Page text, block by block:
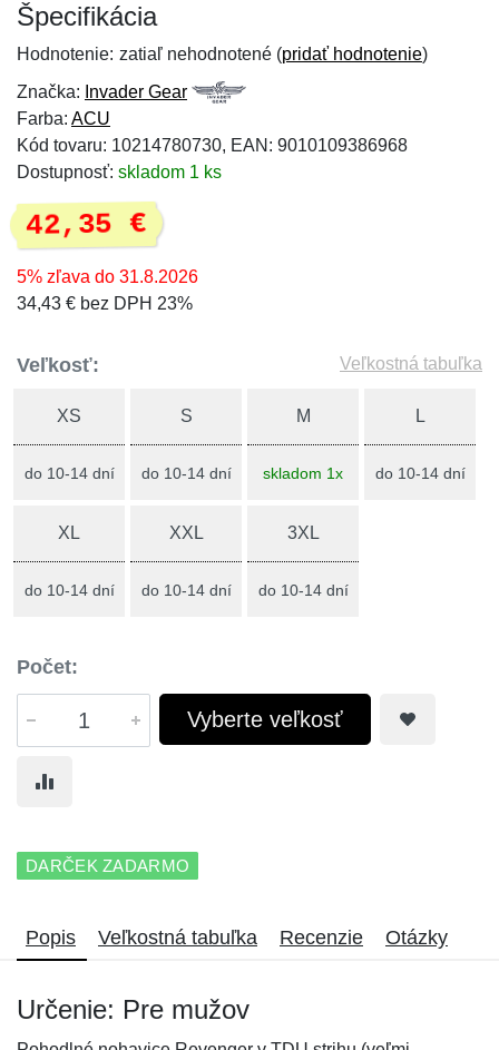
Špecifikácia
Hodnotenie: zatiaľ nehodnotené (pridať hodnotenie)
Značka: Invader Gear
Farba: ACU
Kód tovaru: 10214780730, EAN: 9010109386968
Dostupnosť: skladom 1 ks
42,35 €
5% zľava do 31.8.2026
34,43 € bez DPH 23%
Veľkosť: Veľkostná tabuľka
XS
do 10-14 dní
S
do 10-14 dní
M
skladom 1x
L
do 10-14 dní
XL
do 10-14 dní
XXL
do 10-14 dní
3XL
do 10-14 dní
Počet:
Vyberte veľkosť
DARČEK ZADARMO
Popis Veľkostná tabuľka Recenzie Otázky
Určenie: Pre mužov